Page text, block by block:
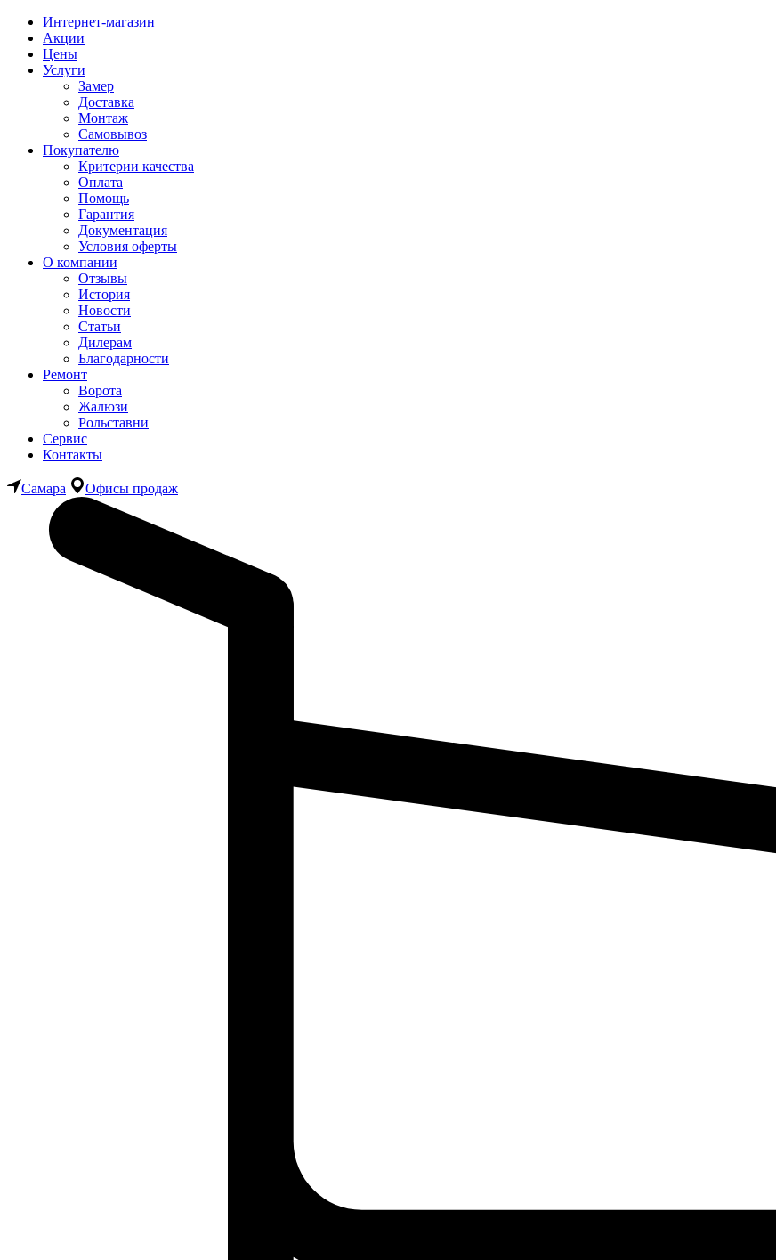
Интернет-магазин
Акции
Цены
Услуги
Замер
Доставка
Монтаж
Самовывоз
Покупателю
Критерии качества
Оплата
Помощь
Гарантия
Документация
Условия оферты
О компании
Отзывы
История
Новости
Статьи
Дилерам
Благодарности
Ремонт
Ворота
Жалюзи
Рольставни
Сервис
Контакты
Самара Офисы продаж